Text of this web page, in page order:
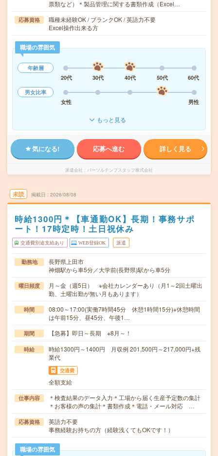
票類など）＊製品管理に関する書類作成（Excel…
応募資格
職種未経験OK / ブランクOK / 英語力不要
Excel操作出来る方
職場の雰囲気
年齢層
20代
30代 40代 50代
60代
男女比率
女性
男性
もっと見る
気になる! 応募へ進む 詳しく見る
派遣会社 パーソルテンプスタッフ株式会社
未読 掲載日 2026/08/08
時給1300円＊【車通勤OK】長期！事務サポ
ート！17時定時！土日祝休み
交通費別途支給あり WEB登録OK 派遣
勤務地
長野県上田市
神畑駅から車5分／大学前(長野県)駅から車5分
曜日頻度
月～金（週5日） ※会社カレンダーあり（月1～2回土曜出
勤、土曜出勤が無い月もあります）
時間
08:00～17:00(実働7時間45分 休憩1時間15分)※休憩時間
は午前15分、昼45分、午後1…
期間 【急募】即日～長期 ※8月～！
時給
時給1300円～1400円 月収例 201,500円～217,000円+残
業代
交通費
全額支給
仕事内容
＊検査結果のデータ入力＊工場から届く生産予定数の集計
＊お客様の声の集計＊書類作成＊電話・メール対応 …
応募資格
英語力不要
事務経験お持ちの方（経験浅くてもOKです！）
職場の雰囲気